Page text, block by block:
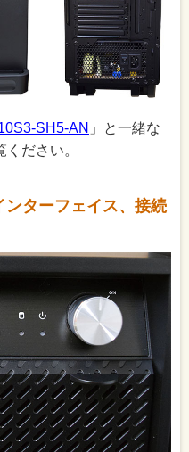
SH5-AN 」と一緒な
ださい。
ターフェイス、接続